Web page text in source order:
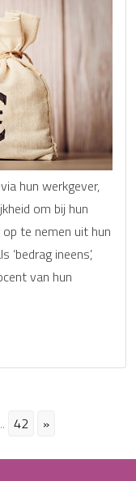
hun werkgever,
om bij hun
te nemen uit hun
ineens’,
van hun
42 »